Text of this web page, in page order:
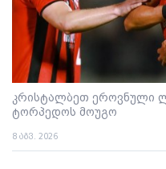
კრისტალბეთ ეროვნული
ტორპედოს მოუგო
8 აგვ. 2026